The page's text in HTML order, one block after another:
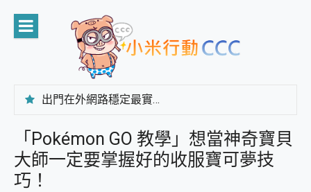
content
出門在外網路穩定最實在 「台灣大哥大」榮獲 4G/5G 在線率全球 NO.3 全台第一與全台六冠王實測心得，走到哪順到哪！
CP 值天花板~ Bongcom BS5 足球君開箱~ 短焦投影機 3千元就能擁有！ 折扣碼在這～
專為 PC上的 XBOX和掌機設計的 FireCuda X1070 SSD 固態硬碟開箱 評測
台灣製攝影機在這裡，100%全無線設計 SpotCam Solo Eco 太陽能防水雲端攝影機 SpotCam Solo 3 2.5K高畫質戶外攝影機 開箱 評測
「Pokémon GO 教學」想當神奇寶貝
大師一定要掌握好的收服寶可夢技
巧！